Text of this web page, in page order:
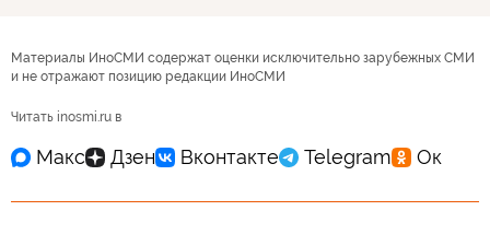
Материалы ИноСМИ содержат оценки исключительно зарубежных СМИ
и не отражают позицию редакции ИноСМИ
Читать inosmi.ru в